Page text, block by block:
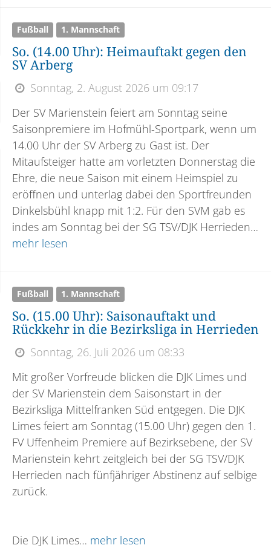
Fußball 1. Mannschaft
So. (14.00 Uhr): Heimauftakt gegen den
SV Arberg
Sonntag, 2. August 2026 um 09:17
Der SV Marienstein feiert am Sonntag seine
Saisonpremiere im Hofmühl-Sportpark, wenn um
14.00 Uhr der SV Arberg zu Gast ist. Der
Mitaufsteiger hatte am vorletzten Donnerstag die
Ehre, die neue Saison mit einem Heimspiel zu
eröffnen und unterlag dabei den Sportfreunden
Dinkelsbühl knapp mit 1:2. Für den SVM gab es
indes am Sonntag bei der SG TSV/DJK Herrieden…
mehr lesen
Fußball 1. Mannschaft
So. (15.00 Uhr): Saisonauftakt und
Rückkehr in die Bezirksliga in Herrieden
Sonntag, 26. Juli 2026 um 08:33
Mit großer Vorfreude blicken die DJK Limes und
der SV Marienstein dem Saisonstart in der
Bezirksliga Mittelfranken Süd entgegen. Die DJK
Limes feiert am Sonntag (15.00 Uhr) gegen den 1.
FV Uffenheim Premiere auf Bezirksebene, der SV
Marienstein kehrt zeitgleich bei der SG TSV/DJK
Herrieden nach fünfjähriger Abstinenz auf selbige
zurück.
Die DJK Limes… mehr lesen